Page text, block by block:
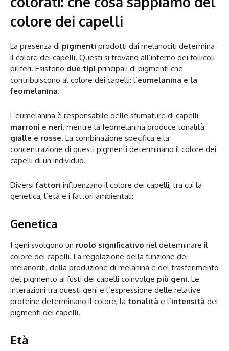
colore dei capelli
La presenza di pigmenti prodotti dai melanociti determina
il colore dei capelli. Questi si trovano all’interno dei follicoli
piliferi. Esistono due tipi principali di pigmenti che
contribuiscono al colore dei capelli: l’eumelanina e la
feomelanina.
L’eumelanina è responsabile delle sfumature di capelli
marroni e neri, mentre la feomelanina produce tonalità
gialle e rosse. La combinazione specifica e la
concentrazione di questi pigmenti determinano il colore dei
capelli di un individuo.
Diversifattori influenzano il colore dei capelli, tra cui la
genetica, l’età e i fattori ambientali:
Genetica
I geni svolgono un ruolo significativo nel determinare il
colore dei capelli. La regolazione della funzione dei
melanociti, della produzione di melanina e del trasferimento
del pigmento ai fusti dei capelli coinvolge più geni. Le
interazioni tra questi geni e l’espressione delle relative
proteine determinano il colore, la tonalità e l’intensità dei
pigmenti dei capelli.
Età